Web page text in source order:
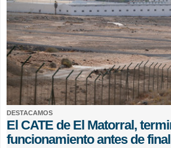
DESTACAMOS
El CATE de El Matorral,
funcionamiento antes de